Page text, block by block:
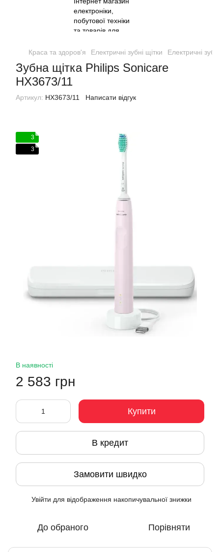
Краса та здоров'я Електричні зубні щітки Електричні
Зубна щітка Philips Sonicare
HX3673/11
Артикул: HX3673/11 Написати відгук
3
3
В наявності
2 583 грн
Купити
В кредит
Замовити швидко
Увійти для відображення накопичувальної знижки
До обраного Порівняти